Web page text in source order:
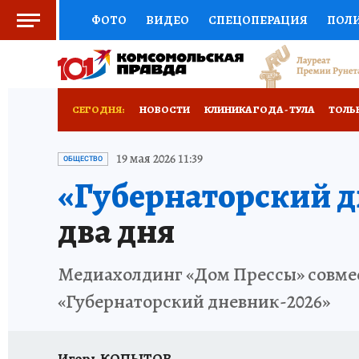
ФОТО ВИДЕО СПЕЦОПЕРАЦИЯ
СОЦПОДДЕРЖКА НАУКА СПОРТ
ПРЕСС-ЦЕНТР
РАДИО КП
СЕГОДНЯ: НОВОСТИ КЛИНИКА ГОДА - ТУЛА
ЗАПОВЕДНАЯ РОССИЯ
ОБЩЕСТВО 19 мая 2026 11:39
«Губернаторский
два дня
Медиахолдинг «Дом Прессы»
«Губернаторский дневник-2026»